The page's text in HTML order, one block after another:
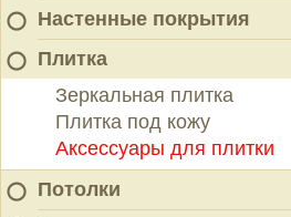
Настенные покрытия
Плитка
Зеркальная плитка
Плитка под кожу
Аксессуары для плитки
Потолки